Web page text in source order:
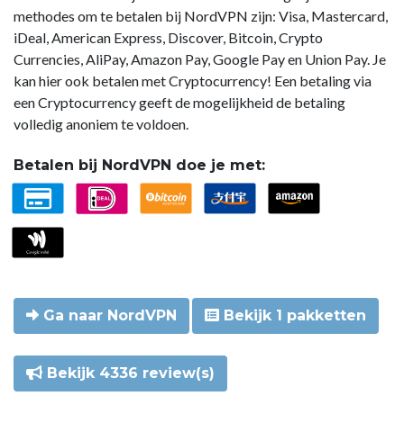
methodes om te betalen bij NordVPN zijn: Visa, Mastercard,
iDeal, American Express, Discover, Bitcoin, Crypto
Currencies, AliPay, Amazon Pay, Google Pay en Union Pay. Je
kan hier ook betalen met Cryptocurrency! Een betaling via
een Cryptocurrency geeft de mogelijkheid de betaling
volledig anoniem te voldoen.
Betalen bij NordVPN doe je met:
Ga naar NordVPN Bekijk 1 pakketten
Bekijk 4336 review(s)